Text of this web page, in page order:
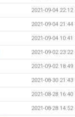
2021-09-04 22:12
2021-09-04 21:44
2021-09-04 10:41
2021-09-02 23:22
2021-09-02 18:49
2021-08-30 21:43
2021-08-28 16:40
2021-08-28 14:52